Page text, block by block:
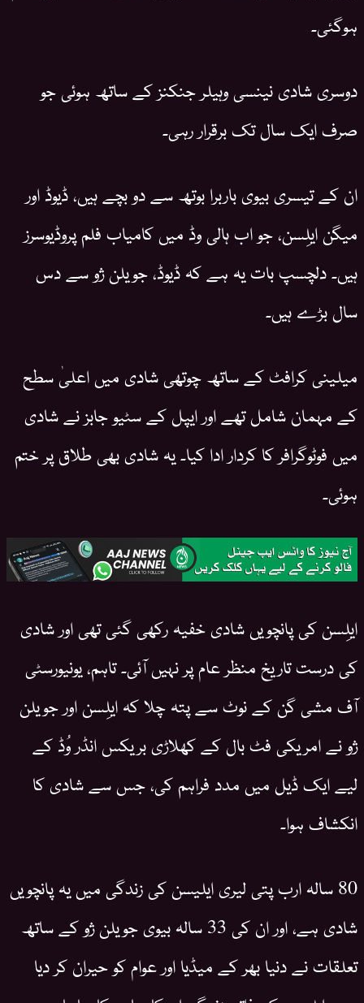
ہوگئی۔
دوسری شادی نینسی وہیلر جنکنز کے ساتھ ہوئی جو
صرف ایک سال تک برقرار رہی۔
ان کے تیسری بیوی باربرا بوتھ سے دو بچے ہیں، ڈیوڈ اور
میگن ایلِسن، جو اب ہالی وڈ میں کامیاب فلم پروڈیوسرز
ہیں۔ دلچسپ بات یہ ہے کہ ڈیوڈ، جویلن ژو سے دس
سال بڑے ہیں۔
میلینی کرافٹ کے ساتھ چوتھی شادی میں اعلیٰ سطح
کے مہمان شامل تھے اور ایپل کے سٹیو جابز نے شادی
میں فوٹوگرافر کا کردار ادا کیا۔ یہ شادی بھی طلاق پر ختم
ہوئی۔
ایلِسن کی پانچویں شادی خفیہ رکھی گئی تھی اور شادی
کی درست تاریخ منظر عام پر نہیں آئی۔ تاہم، یونیورسٹی
آف مشی گن کے نوٹ سے پتہ چلا کہ ایلِسن اور جویلن
ژو نے امریکی فٹ بال کے کھلاڑی بریکس انڈر وُڈ کے
لیے ایک ڈیل میں مدد فراہم کی، جس سے شادی کا
انکشاف ہوا۔
80 سالہ ارب پتی لیری ایلیسن کی زندگی میں یہ پانچویں
شادی ہے، اور ان کی 33 سالہ بیوی جویلن ژو کے ساتھ
تعلقات نے دنیا بھر کے میڈیا اور عوام کو حیران کر دیا